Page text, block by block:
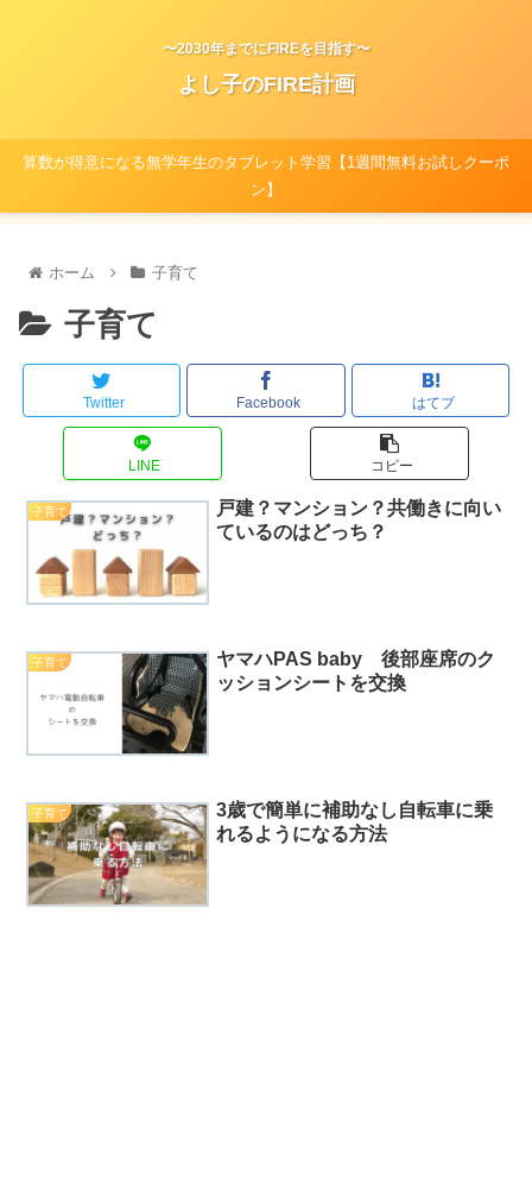
〜2030年までにFIREを目指す〜
よし子のFIRE計画
算数が得意になる無学年生のタブレット学習【1週間無料お試しクーポ
ン】
ホーム 子育て
子育て
Twitter Facebook はてブ
LINE コピー
子育て
戸建？マンション？共働きに向い
ているのはどっち？
子育て
ヤマハPAS baby 後部座席のク
ッションシートを交換
子育て
3歳で簡単に補助なし自転車に乗
れるようになる方法